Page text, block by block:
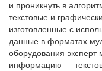
и проникнуть в
текстовые и
изготовленные с
данные в форматах
оборудования эксперт
информацию —